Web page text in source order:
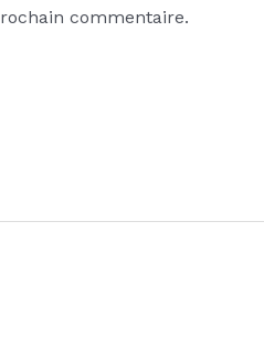
commentaire.